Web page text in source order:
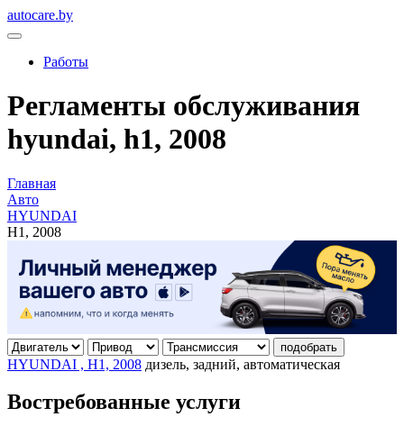
autocare.by
Работы
Регламенты обслуживания
hyundai, h1, 2008
Главная
Авто
HYUNDAI
H1, 2008
подобрать
HYUNDAI , H1, 2008 дизель, задний, автоматическая
Востребованные услуги